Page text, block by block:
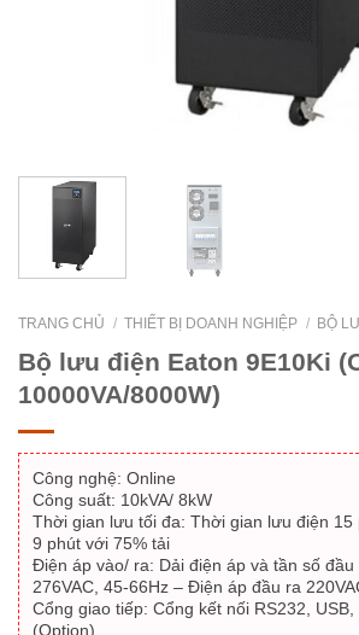
TRANG CHỦ / THIẾT BỊ DOANH NGHIỆP / BỘ
Bộ lưu điện Eaton 9E10Ki
10000VA/8000W)
Công nghệ: Online
Công suất: 10kVA/ 8kW
Thời gian lưu tối đa: Thời gian lưu điện 15
9 phút với 75% tải
Điện áp vào/ ra: Dải điện áp và tần số
276VAC, 45-66Hz – Điện áp đầu ra
Cổng giao tiếp: Cổng kết nối RS232, USB,
(Option)